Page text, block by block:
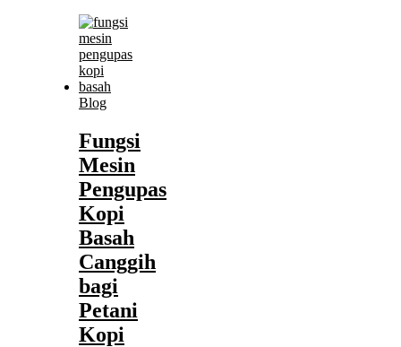
Blog
Fungsi
Mesin
Pengupas
Kopi
Basah
Canggih
bagi
Petani
Kopi